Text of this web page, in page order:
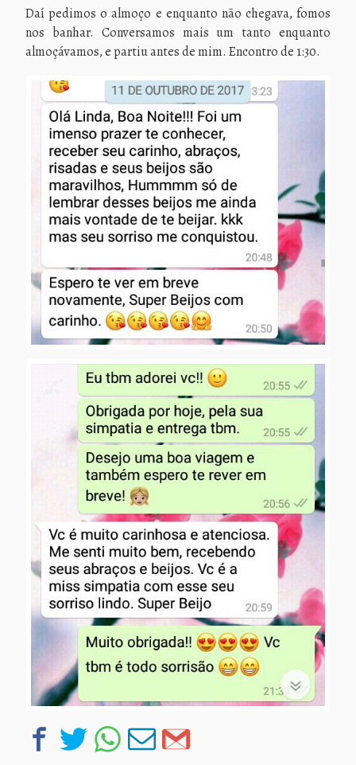
Daí pedimos o almoço e enquanto não chegava, fomos
nos banhar. Conversamos mais um tanto enquanto
almoçávamos, e partiu antes de mim. Encontro de 1:30.